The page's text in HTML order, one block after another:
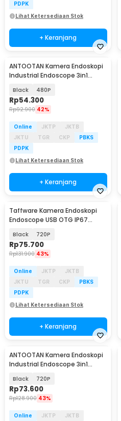
PDPK
Lihat Ketersediaan Stok
+ Keranjang
ANTOOTAN Kamera Endoskopi
Industrial Endoscope 3in1
Black 480P
Rp54.300
Rp92.900 42%
Online JKTP
JKTB
JKTU
TGR CKP
PBKS
PDPK
Lihat Ketersediaan Stok
+ Keranjang
Taffware Kamera Endoskopi
Endoscope USB OTG IP67
Black 720P
Rp75.700
Rp131.900 43%
Online JKTP
JKTB
JKTU
TGR CKP
PBKS
PDPK
Lihat Ketersediaan Stok
+ Keranjang
ANTOOTAN Kamera Endoskopi
Industrial Endoscope 3in1
Black 720P
Rp73.600
Rp128.900 43%
Online JKTP JKTB